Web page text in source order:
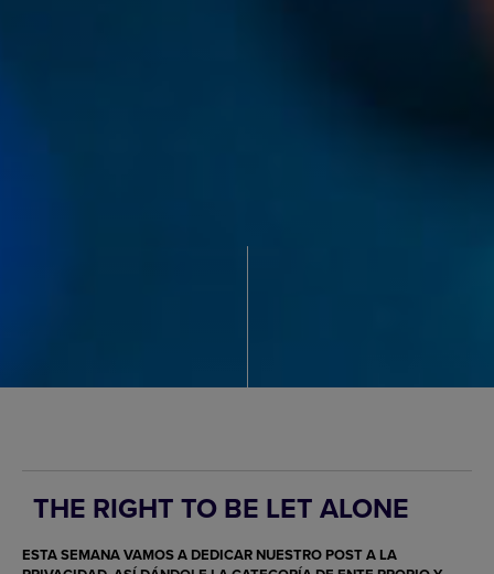
THE RIGHT TO BE LET ALONE
ESTA SEMANA VAMOS A DEDICAR NUESTRO POST A LA